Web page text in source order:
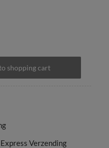
shopping cart
Express Verzending